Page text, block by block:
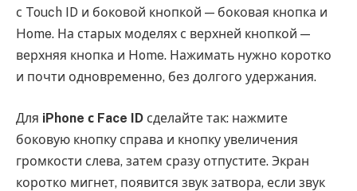
с Touch ID и боковой кнопкой — боковая кнопка и
Home. На старых моделях с верхней кнопкой —
верхняя кнопка и Home. Нажимать нужно коротко
и почти одновременно, без долгого удержания.
Для iPhone с Face ID сделайте так: нажмите
боковую кнопку справа и кнопку увеличения
громкости слева, затем сразу отпустите. Экран
коротко мигнет, появится звук затвора, если звук